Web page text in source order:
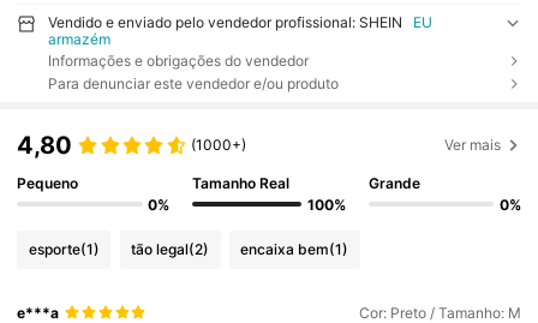
Vendido e enviado pelo vendedor profissional: SHEIN
EU
armazém
Informações e obrigações do vendedor
Para denunciar este vendedor e/ou produto
4,80 (1000+) Ver mais
Pequeno
0%
Tamanho Real
100%
Grande
0%
esporte(1) tão legal(2) encaixa bem(1)
e***a Cor: Preto / Tamanho: M